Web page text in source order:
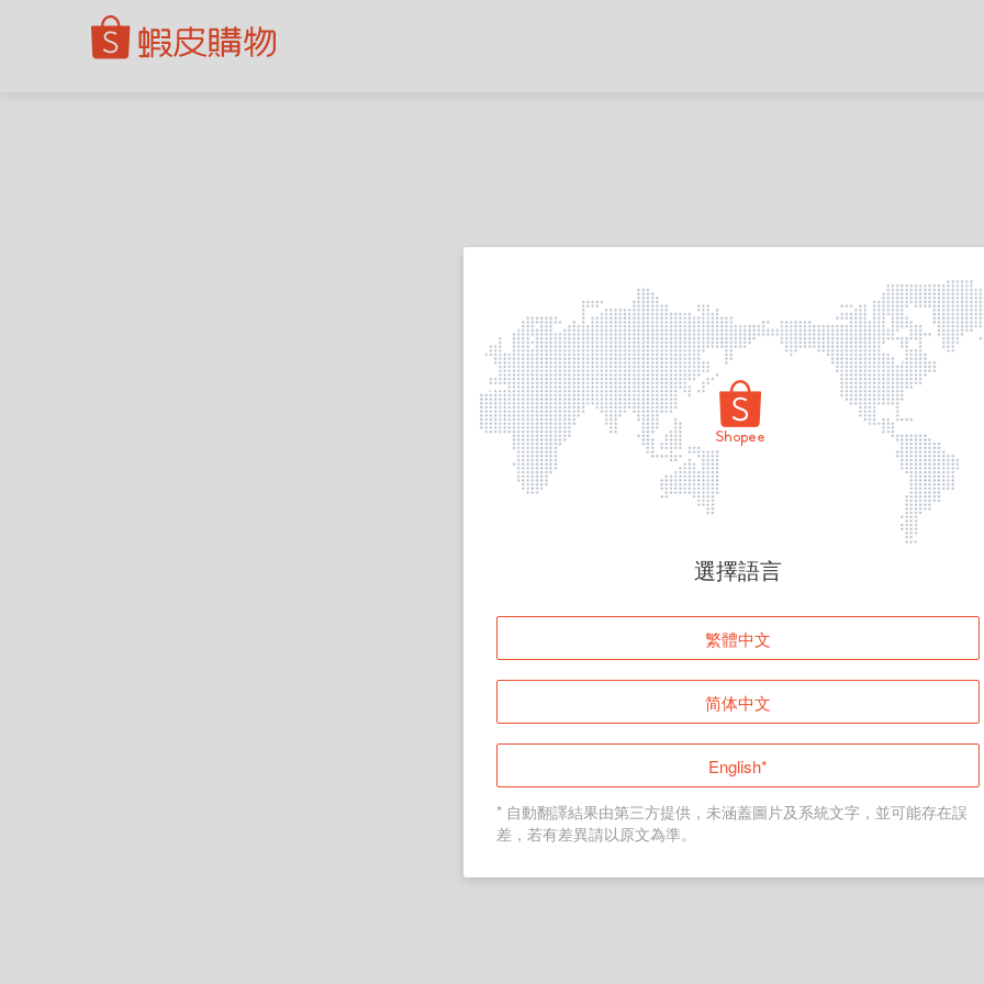
頁面無法顯示
登入
返回首頁
選擇語言
繁體中文
简体中文
English*
* 自動翻譯結果由第三方提供，未涵蓋圖片及系統文字，並可能存在誤
差，若有差異請以原文為準。